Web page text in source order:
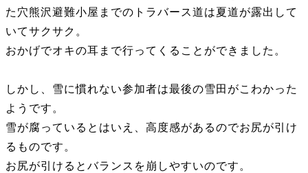
た穴熊沢避難小屋までのトラバース道は夏道が露出して
いてサクサク。
おかげでオキの耳まで行ってくることができました。
しかし、雪に慣れない参加者は最後の雪田がこわかった
ようです。
雪が腐っているとはいえ、高度感があるのでお尻が引け
るものです。
お尻が引けるとバランスを崩しやすいのです。